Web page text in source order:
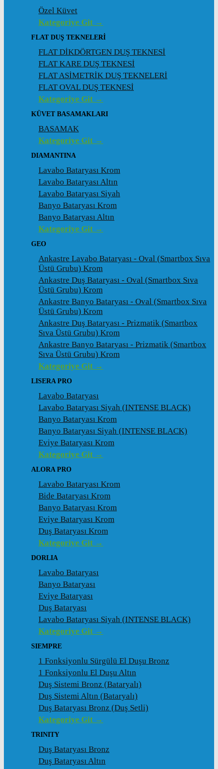
Özel Küvet
Kategoriye Git →
FLAT DUŞ TEKNELERI
FLAT DİKDÖRTGEN DUŞ TEKNESİ
FLAT KARE DUŞ TEKNESİ
FLAT ASİMETRİK DUŞ TEKNELERİ
FLAT OVAL DUŞ TEKNESİ
Kategoriye Git →
KÜVET BASAMAKLARI
BASAMAK
Kategoriye Git →
DIAMANTINA
Lavabo Bataryası Krom
Lavabo Bataryası Altın
Lavabo Bataryası Siyah
Banyo Bataryası Krom
Banyo Bataryası Altın
Kategoriye Git →
GEO
Ankastre Lavabo Bataryası - Oval (Smartbox Sıva
Üstü Grubu) Krom
Ankastre Duş Bataryası - Oval (Smartbox Sıva
Üstü Grubu) Krom
Ankastre Banyo Bataryası - Oval (Smartbox Sıva
Üstü Grubu) Krom
Ankastre Duş Bataryası - Prizmatik (Smartbox
Sıva Üstü Grubu) Krom
Ankastre Banyo Bataryası - Prizmatik (Smartbox
Sıva Üstü Grubu) Krom
Kategoriye Git →
LISERA PRO
Lavabo Bataryası
Lavabo Bataryası Siyah (INTENSE BLACK)
Banyo Bataryası Krom
Banyo Bataryası Siyah (INTENSE BLACK)
Eviye Bataryası Krom
Kategoriye Git →
ALORA PRO
Lavabo Bataryası Krom
Bide Bataryası Krom
Banyo Bataryası Krom
Eviye Bataryası Krom
Duş Bataryası Krom
Kategoriye Git →
DORLIA
Lavabo Bataryası
Banyo Bataryası
Eviye Bataryası
Duş Bataryası
Lavabo Bataryası Siyah (INTENSE BLACK)
Kategoriye Git →
SIEMPRE
1 Fonksiyonlu Sürgülü El Duşu Bronz
1 Fonksiyonlu El Duşu Altın
Duş Sistemi Bronz (Bataryalı)
Duş Sistemi Altın (Bataryalı)
Duş Bataryası Bronz (Duş Setli)
Kategoriye Git →
TRINITY
Duş Bataryası Bronz
Duş Bataryası Altın